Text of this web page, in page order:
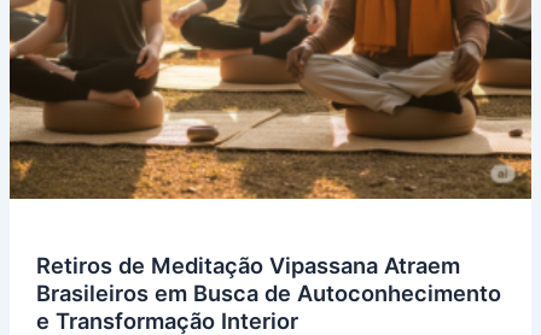
Retiros de Meditação Vipassana Atraem
Brasileiros em Busca de Autoconhecimento
e Transformação Interior